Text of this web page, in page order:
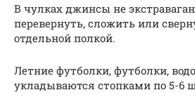
В чулках джинсы не
перевернуть, сложить или
отдельной полкой.
Летние футболки, футболки,
укладываются стопками по 5-6